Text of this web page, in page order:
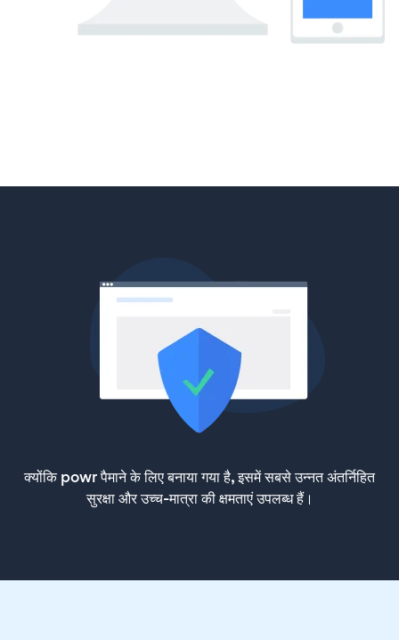
क्योंकि powr पैमाने के लिए बनाया गया है, इसमें सबसे उन्नत अंतर्निहित
सुरक्षा और उच्च-मात्रा की क्षमताएं उपलब्ध हैं।